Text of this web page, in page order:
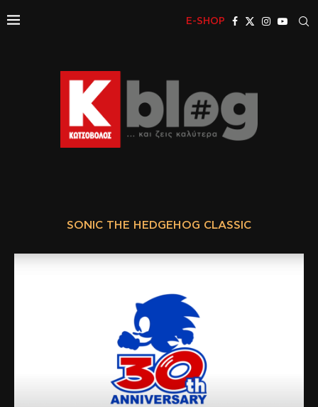
E-SHOP
SONIC THE HEDGEHOG CLASSIC